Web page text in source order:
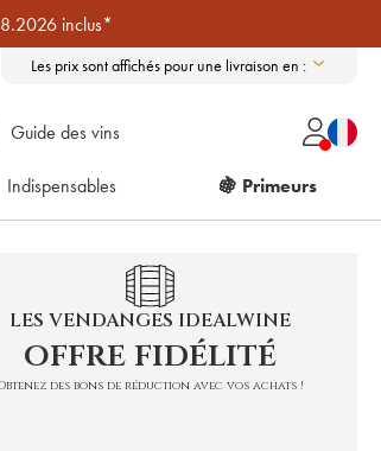
inclus*
Les prix sont affichés pour une livraison en :
Guide des vins
Indispensables 🍇 Primeurs
LES VENDANGES IDEALWINE
offre fidélité
des bons de réduction avec vos achats !